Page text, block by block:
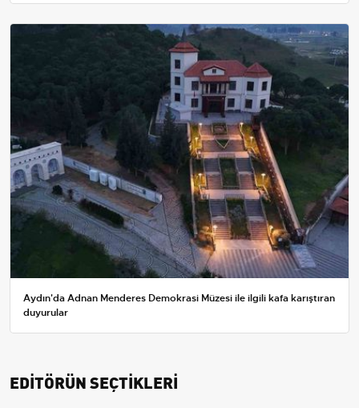
Aydın'da Adnan Menderes Demokrasi Müzesi ile ilgili kafa karıştıran
duyurular
EDİTÖRÜN SEÇTİKLERİ